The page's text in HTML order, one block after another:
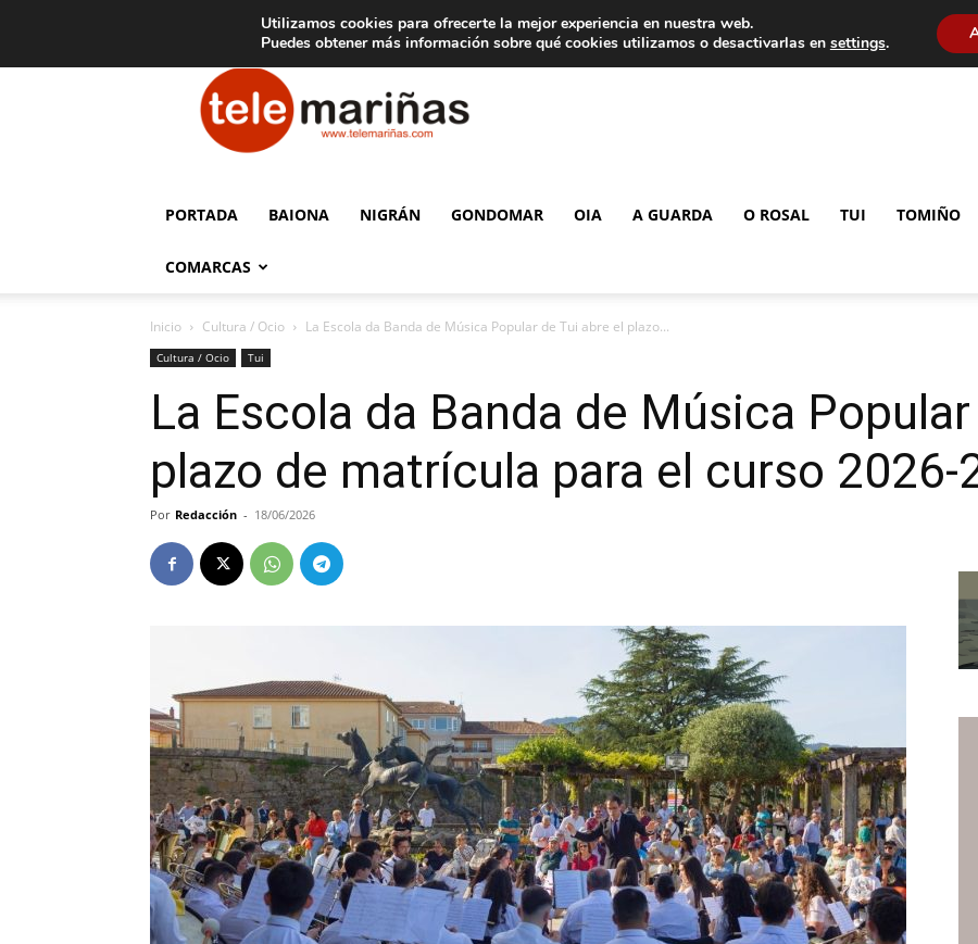
Aviso legal Tarifas de publicidad
Telemariñas
PORTADA BAIONA NIGRÁN GONDOMAR OIA A GUARDA O ROSAL TUI TOMIÑO
COMARCAS
Inicio Cultura / Ocio La Escola da Banda de Música Popular de Tui abre el plazo...
Cultura / Ocio Tui
La Escola da Banda de Música
plazo de matrícula para el curso 2026-
Por Redacción - 18/06/2026
Utilizamos cookies para ofrecerte la mejor experiencia en nuestra web.
Puedes obtener más información sobre qué cookies utilizamos o desactivarlas en settings.